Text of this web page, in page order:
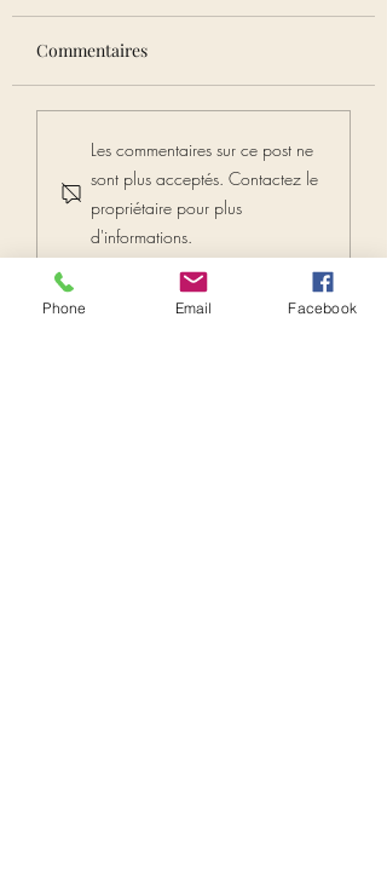
🌿 Explorez l'art subtil
de Claire Laubé
Commentaires
Les commentaires sur ce post ne
sont plus acceptés. Contactez le
propriétaire pour plus
d'informations.
Phone Email Facebook